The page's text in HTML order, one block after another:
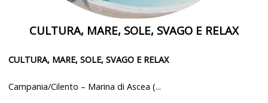
CULTURA, MARE, SOLE, SVAGO E RELAX
CULTURA, MARE, SOLE, SVAGO E RELAX
Campania/Cilento – Marina di Ascea (...